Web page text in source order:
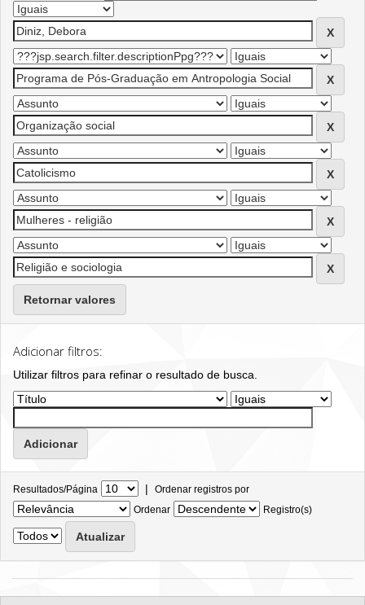
Retornar valores
Adicionar filtros:
Utilizar filtros para refinar o resultado de busca.
Resultados/Página | Ordenar registros por
Ordenar
Registro(s)